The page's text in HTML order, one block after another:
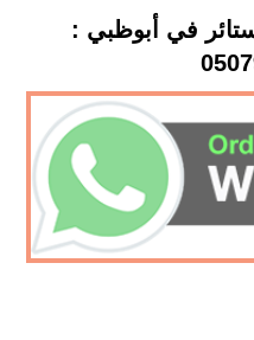
في أبوظبي :